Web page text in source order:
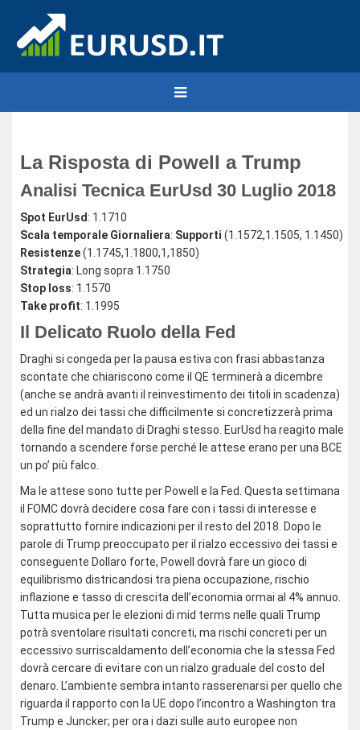
La Risposta di Powell a Trump
Analisi Tecnica EurUsd 30 Luglio 2018
Spot EurUsd : 1.1710
Scala temporale Giornaliera: Supporti (1.1572,1.1505, 1.1450)
Resistenze(1.1745,1.1800,1,1850)
Strategia: Long sopra 1.1750
Stop loss: 1.1570
Take profit: 1.1995
Il Delicato Ruolo della Fed
Draghi si congeda per la pausa estiva con frasi abbastanza
scontate che chiariscono come il QE terminerà a dicembre
(anche se andrà avanti il reinvestimento dei titoli in scadenza)
ed un rialzo dei tassi che difficilmente si concretizzerà prima
della fine del mandato di Draghi stesso. EurUsd ha reagito male
tornando a scendere forse perché le attese erano per una BCE
un po’ più falco.
Ma le attese sono tutte per Powell e la Fed. Questa settimana
il FOMC dovrà decidere cosa fare con i tassi di interesse e
soprattutto fornire indicazioni per il resto del 2018. Dopo le
parole di Trump preoccupato per il rialzo eccessivo dei tassi e
conseguente Dollaro forte, Powell dovrà fare un gioco di
equilibrismo districandosi tra piena occupazione, rischio
inflazione e tasso di crescita dell’economia ormai al 4% annuo.
Tutta musica per le elezioni di mid terms nelle quali Trump
potrà sventolare risultati concreti, ma rischi concreti per un
eccessivo surriscaldamento dell’economia che la stessa Fed
dovrà cercare di evitare con un rialzo graduale del costo del
denaro. L’ambiente sembra intanto rasserenarsi per quello che
riguarda il rapporto con la UE dopo l’incontro a Washington tra
Trump e Juncker; per ora i dazi sulle auto europee non